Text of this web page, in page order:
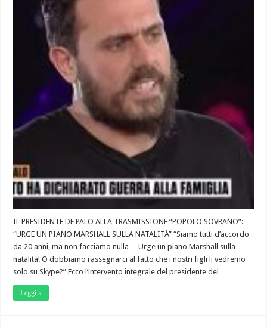
IL PRESIDENTE DE PALO ALLA TRASMISSIONE “POPOLO SOVRANO”:
“URGE UN PIANO MARSHALL SULLA NATALITÀ” “Siamo tutti d’accordo
da 20 anni, ma non facciamo nulla… Urge un piano Marshall sulla
natalità! O dobbiamo rassegnarci al fatto che i nostri figli li vedremo
solo su Skype?” Ecco l’intervento integrale del presidente del …
Leggi »